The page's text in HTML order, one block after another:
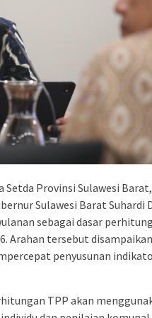
Provinsi Sulawesi
Sulawesi Barat Suhardi
sebagai dasar
Arahan tersebut
penyusunan
TPP akan